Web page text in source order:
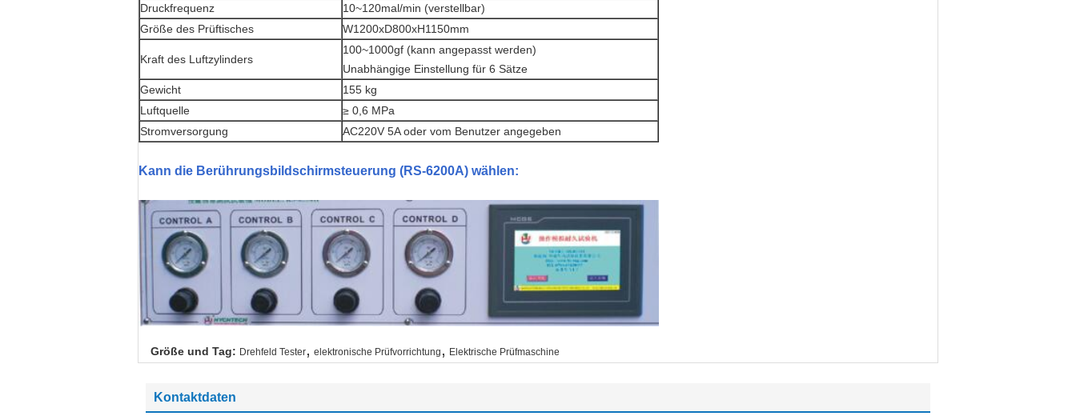
Druckfrequenz
10~120mal/min (verstellbar)
Größe des Prüftisches
W1200xD800xH1150mm
Kraft des Luftzylinders
100~1000gf (kann angepasst werden)
Unabhängige Einstellung für 6 Sätze
Gewicht
155 kg
Luftquelle
≥ 0,6 MPa
Stromversorgung
AC220V 5A oder vom Benutzer angegeben
Kann die Berührungsbildschirmsteuerung (RS-6200A) wählen:
Größe und Tag: Drehfeld Tester, elektronische Prüfvorrichtung , Elektrische Prüfmaschine
Kontaktdaten